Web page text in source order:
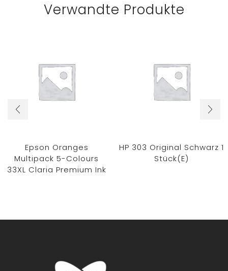
Verwandte Produkte
Epson Oranges
Multipack 5-Colours
33XL Claria Premium Ink
HP 303 Original Schwarz 1
Stück(e)